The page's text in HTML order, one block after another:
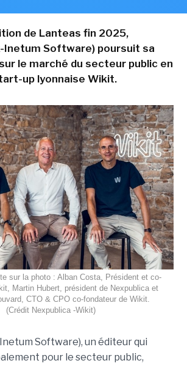
de Lanteas fin 2025,
Inetum Software) poursuit sa
le marché du secteur public en
up lyonnaise Wikit.
sur la photo : Alban Costa, Président et co-
Martin Hubert, président de Nexpublica et
CTO & CPO co-fondateur de Wikit.
(Crédit Nexpublica -Wikit)
Software), un éditeur qui
pour le secteur public,